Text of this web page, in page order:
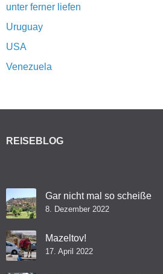
unter ferner liefen
Uruguay
USA
Venezuela
REISEBLOG
Gar nicht mal so scheiße
8. Dezember 2022
Mazeltov!
17. April 2022